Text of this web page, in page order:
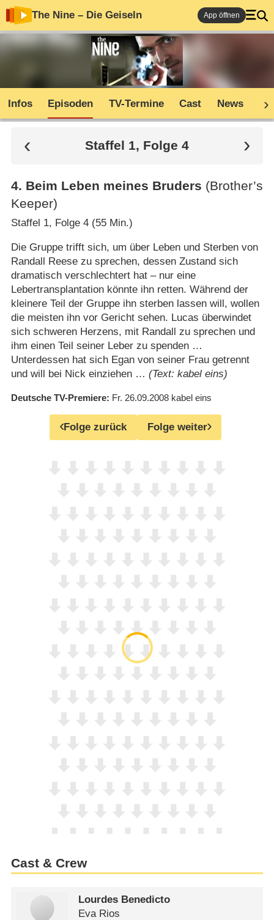
The Nine – Die Geiseln App öffnen
Infos Episoden TV-Termine Cast News
Staffel 1, Folge 4
4. Beim Leben meines Bruders (Brother’s
Keeper)
Staffel 1, Folge 4 (55 Min.)
Die Gruppe trifft sich, um über Leben und Sterben von
Randall Reese zu sprechen, dessen Zustand sich
dramatisch verschlechtert hat – nur eine
Lebertransplantation könnte ihn retten. Während der
kleinere Teil der Gruppe ihn sterben lassen will, wollen
die meisten ihn vor Gericht sehen. Lucas überwindet
sich schweren Herzens, mit Randall zu sprechen und
ihm einen Teil seiner Leber zu spenden …
Unterdessen hat sich Egan von seiner Frau getrennt
und will bei Nick einziehen … (Text: kabel eins)
Deutsche TV-Premiere Fr. 26.09.2008 kabel eins
Folge zurück Folge weiter
Cast & Crew
Lourdes Benedicto
Eva Rios